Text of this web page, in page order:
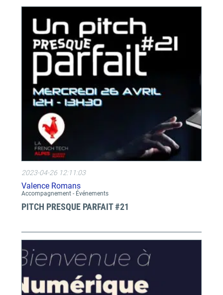
2023-04-26 12:11:03
Valence Romans
Accompagnement - Événements
PITCH PRESQUE PARFAIT #21